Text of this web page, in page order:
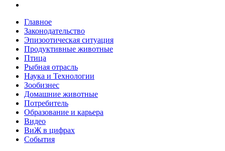
Главное
Законодательство
Эпизоотическая ситуация
Продуктивные животные
Птица
Рыбная отрасль
Наука и Технологии
Зообизнес
Домашние животные
Потребитель
Образование и карьера
Видео
ВиЖ в цифрах
События